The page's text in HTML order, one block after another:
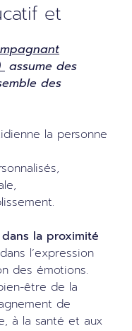
et
assume des
des
la personne
la proximité
l’expression
des émotions.
être de la
de
à la santé et aux